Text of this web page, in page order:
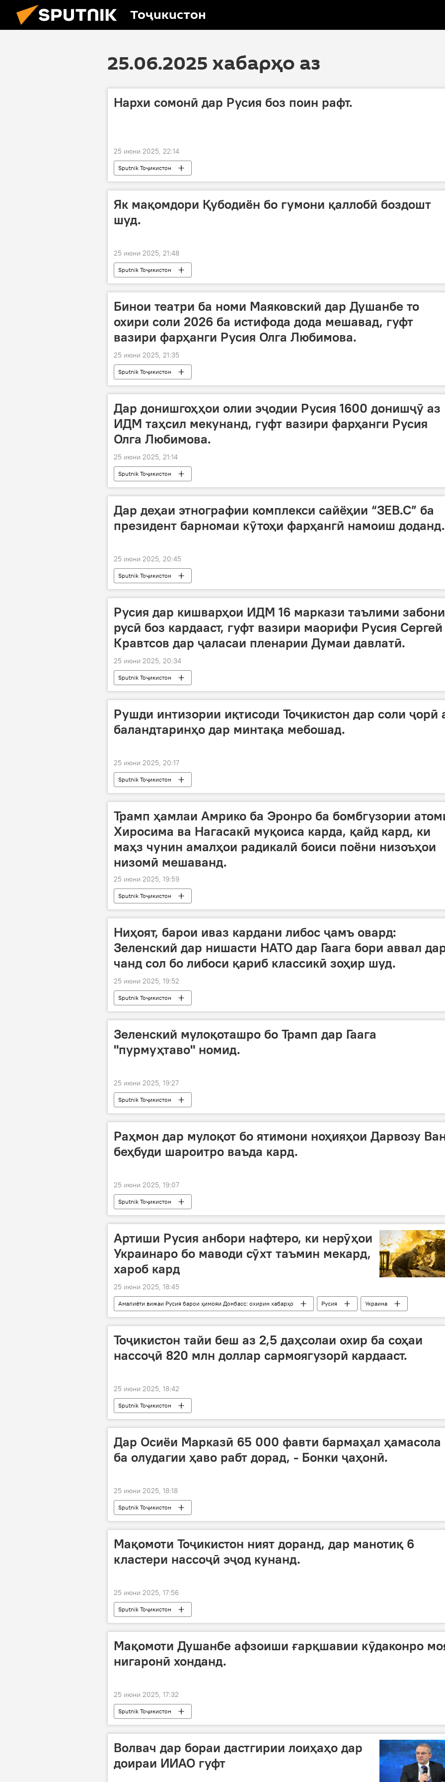
Тоҷикистон
25.06.2025 хабарҳо аз
Нархи сомонӣ дар Русия боз поин рафт.
25 июни 2025, 22:14
Sputnik Тоҷикистон
Як мақомдори Қубодиён бо гумони қаллобӣ боздошт
шуд.
25 июни 2025, 21:48
Sputnik Тоҷикистон
Бинои театри ба номи Маяковский дар Душанбе то
охири соли 2026 ба истифода дода мешавад, гуфт
вазири фарҳанги Русия Олга Любимова.
25 июни 2025, 21:35
Sputnik Тоҷикистон
Дар донишгоҳҳои олии эҷодии Русия 1600 донишҷӯ аз
ИДМ таҳсил мекунанд, гуфт вазири фарҳанги Русия
Олга Любимова.
25 июни 2025, 21:14
Sputnik Тоҷикистон
Дар деҳаи этнографии комплекси сайёҳии “ЗЕВ.С” ба
президент барномаи кӯтоҳи фарҳангӣ намоиш доданд.
25 июни 2025, 20:45
Sputnik Тоҷикистон
Русия дар кишварҳои ИДМ 16 маркази таълими забони
русӣ боз кардааст, гуфт вазири маорифи Русия Сергей
Кравтсов дар ҷаласаи пленарии Думаи давлатӣ.
25 июни 2025, 20:34
Sputnik Тоҷикистон
Рушди интизории иқтисоди Тоҷикистон дар соли ҷорӣ
баландтаринҳо дар минтақа мебошад.
25 июни 2025, 20:17
Sputnik Тоҷикистон
Трамп ҳамлаи Амрико ба Эронро ба бомбгузории
Хиросима ва Нагасакӣ муқоиса карда, қайд кард, ки
маҳз чунин амалҳои радикалӣ боиси поёни низоъҳои
низомӣ мешаванд.
25 июни 2025, 19:59
Sputnik Тоҷикистон
Ниҳоят, барои иваз кардани либос ҷамъ овард:
Зеленский дар нишасти НАТО дар Гаага бори аввал
чанд сол бо либоси қариб классикӣ зоҳир шуд.
25 июни 2025, 19:52
Sputnik Тоҷикистон
Зеленский мулоқоташро бо Трамп дар Гаага
"пурмуҳтаво" номид.
25 июни 2025, 19:27
Sputnik Тоҷикистон
Раҳмон дар мулоқот бо ятимони ноҳияҳои Дарвозу
беҳбуди шароитро ваъда кард.
25 июни 2025, 19:07
Sputnik Тоҷикистон
Артиши Русия анбори нафтеро, ки нерӯҳои
Украинаро бо маводи сӯхт таъмин мекард,
хароб кард
25 июни 2025, 18:45
Амалиёти вижаи Русия барои ҳимояи Донбасс: охирин хабарҳо Русия
Украина
амалиёти вижа
Амният ва мудофиа
Тоҷикистон тайи беш аз 2,5 даҳсолаи охир ба соҳаи
нассоҷӣ 820 млн доллар сармоягузорӣ кардааст.
25 июни 2025, 18:42
Sputnik Тоҷикистон
Дар Осиёи Марказӣ 65 000 фавти бармаҳал ҳамасола
ба олудагии ҳаво рабт дорад, - Бонки ҷаҳонӣ.
25 июни 2025, 18:18
Sputnik Тоҷикистон
Мақомоти Тоҷикистон ният доранд, дар манотиқ 6
кластери нассоҷӣ эҷод кунанд.
25 июни 2025, 17:56
Sputnik Тоҷикистон
Мақомоти Душанбе афзоиши ғарқшавии кӯдаконро
нигаронӣ хонданд.
25 июни 2025, 17:32
Sputnik Тоҷикистон
Волвач дар бораи дастгирии лоиҳаҳо дар
доираи ИИАО гуфт